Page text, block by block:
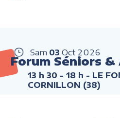
Sam 03 Oct 2026
Forum Séniors
13 h 30 - 18 h - LE
CORNILLON (38)